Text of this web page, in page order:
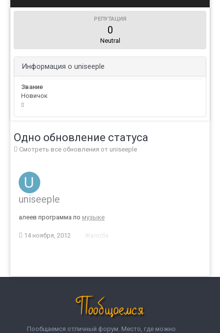
РЕПУТАЦИЯ
0
Neutral
Информация о uniseeple
Звание
Новичок
Одно обновление статуса
Смотреть все обновления от uniseeple
uniseeple
алеев программа по музыке
14 ноября, 2012 Жалоба
Пообщаемся отличный форум. Место, где можно